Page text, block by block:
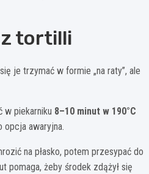
z tortilli
je trzymać w formie „na raty”, ale
w piekarniku 8–10 minut w 190°C
awaryjna.
na płasko, potem przesypać do
pomaga, żeby środek zdążył się